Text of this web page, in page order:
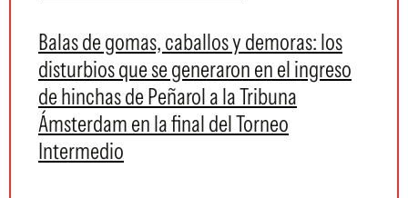
Balas de gomas, caballos y demoras: los
disturbios que se generaron en el ingreso
de hinchas de Peñarol a la Tribuna
Ámsterdam en la final del Torneo
Intermedio